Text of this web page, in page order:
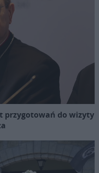
przygotowań do wizyty